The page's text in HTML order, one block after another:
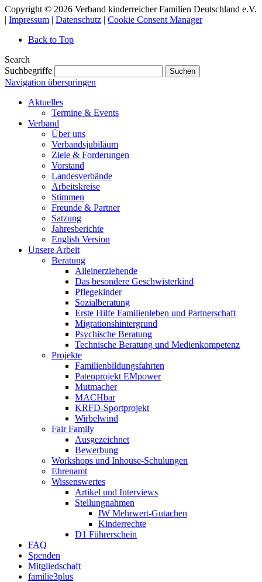
Copyright © 2026 Verband kinderreicher Familien Deutschland e.V.
| Impressum | Datenschutz | Cookie Consent Manager
Back to Top
Search
Suchbegriffe
Suchen
Navigation überspringen
Aktuelles
Termine & Events
Verband
Über uns
Verbandsjubiläum
Ziele & Forderungen
Vorstand
Landesverbände
Arbeitskreise
Stimmen
Freunde & Partner
Satzung
Jahresberichte
English Version
Unsere Arbeit
Beratung
Alleinerziehende
Das besondere Geschwisterkind
Pflegekinder
Sozialberatung
Erste Hilfe Familienleben und Partnerschaft
Migrationshintergrund
Psychische Beratung
Technische Beratung und Medienkompetenz
Projekte
Familienbildungsfahrten
Patenprojekt EMpower
Mutmacher
MACHbar
KRFD-Sportprojekt
Wirbelwind
Fair Family
Ausgezeichnet
Bewerbung
Workshops und Inhouse-Schulungen
Ehrenamt
Wissenswertes
Artikel und Interviews
Stellungnahmen
IW Mehrwert-Gutachen
Kinderrechte
D1 Führerschein
FAQ
Spenden
Mitgliedschaft
familie3plus